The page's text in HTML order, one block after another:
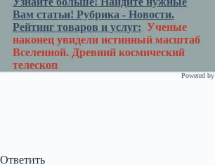
Вам статьи! Рубрика - Новости.
Рейтинг товаров и услуг: Ученые
наконец увидели истинный масштаб
Вселенной. Древний космический
телескоп
Powered by
Ответить